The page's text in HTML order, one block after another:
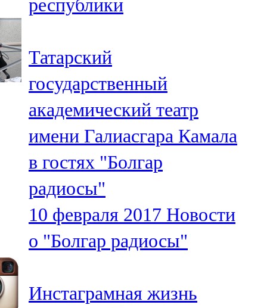
республики
Татарский
государственный
академический театр
имени Галиасгара Камала
в гостях "Болгар
радиосы"
10 февраля 2017 Новости
о "Болгар радиосы"
Инстаграмная жизнь